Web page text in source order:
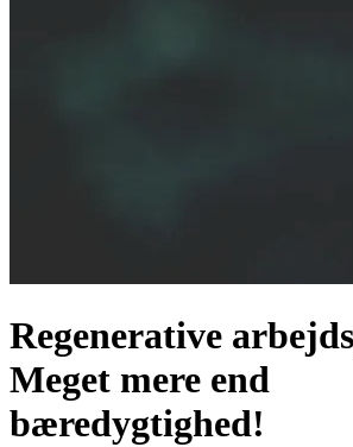
Regenerative
Meget mere end
bæredygtighed!